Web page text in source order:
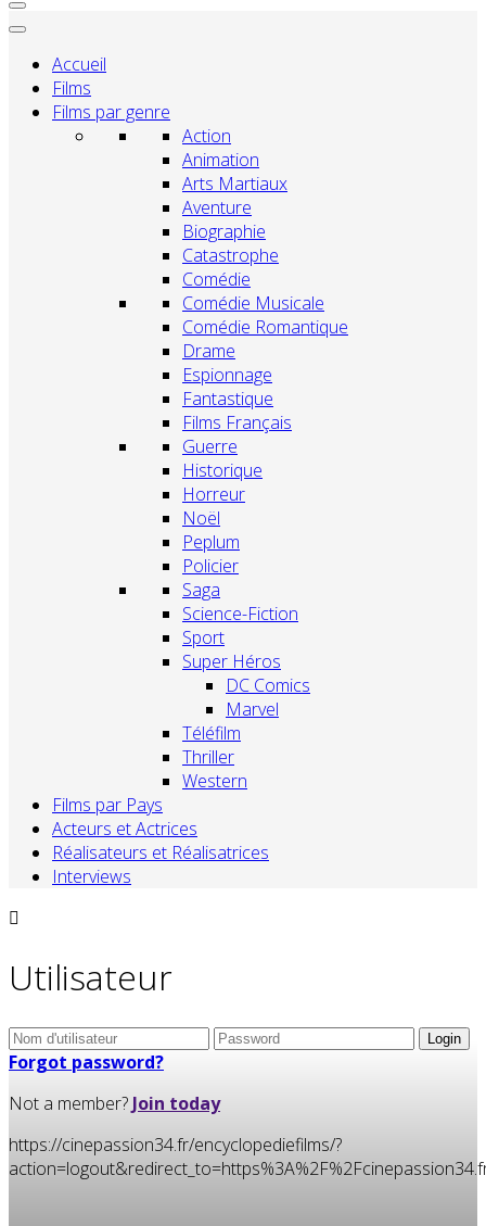
Accueil
Films
Films par genre
Action
Animation
Arts Martiaux
Aventure
Biographie
Catastrophe
Comédie
Comédie Musicale
Comédie Romantique
Drame
Espionnage
Fantastique
Films Français
Guerre
Historique
Horreur
Noël
Peplum
Policier
Saga
Science-Fiction
Sport
Super Héros
DC Comics
Marvel
Téléfilm
Thriller
Western
Films par Pays
Acteurs et Actrices
Réalisateurs et Réalisatrices
Interviews
Utilisateur
Forgot password?
Not a member? Join today
https://cinepassion34.fr/encyclopediefilms/?